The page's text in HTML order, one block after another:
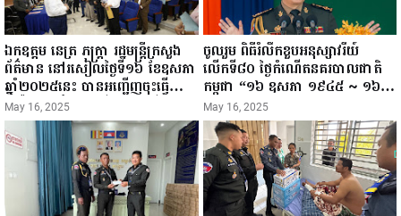
ឯកឧត្តម នេត្រ ភក្ត្រា រដ្ឋមន្ត្រីក្រសួង
ព័ត៌មាន នៅរសៀលថ្ងៃទី១៦ ខែឧសភា
ឆ្នាំ២០២៥នេះ បានអញ្ជើញចុះធ្វើ
ជំរឿនថ្នាក់ដឹកនាំមន្ត្រីរាជការស៉ីវិល នៃ
ក្រសួងព័ត៌មាន...
May 16, 2025
ចូលរួម ពិធីរំលឹកខួបអនុស្សាវរីយ៍
លើកទី៨០ ថ្ងៃកំណើតនគរបាលជាតិ
កម្ពុជា “១៦ ឧសភា ១៩៤៥ ~ ១៦
ឧសភា ២០២៥”...
May 16, 2025